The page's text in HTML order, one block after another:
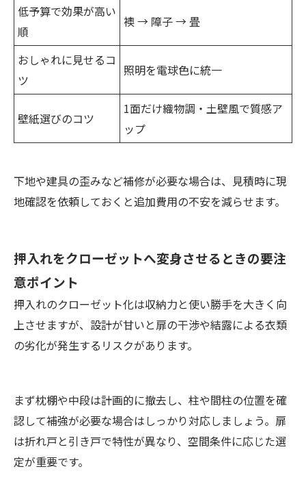
低予算で効果が高い
順
襖 → 障子 → 畳
おしゃれに見せるコ
ツ
照明を電球色に統一
壁紙選びのコツ
1面だけ織物調・土壁風で質感ア
ップ
下地や建具の歪みなど補修が必要な場合は、見積時に現
地確認を依頼しておくと追加費用の不安を減らせます。
押入れをクローゼットへ変身させるときの要注
意ポイント
押入れのクローゼット化は収納力と使い勝手を大きく向
上させますが、設計が甘いと扉の干渉や結露による衣類
の劣化が発生するリスクがあります。
まず枕棚や中段は計画的に撤去し、柱や間柱の位置を確
認して補強が必要な場合はしっかり対応しましょう。扉
は折れ戸と引き戸で特性が異なり、空間条件に応じた選
定が重要です。